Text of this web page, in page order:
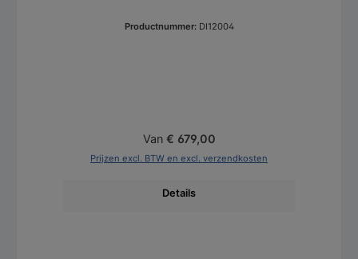
Productnummer: DI12004
Normale prijs:
Van € 679,00
Prijzen excl. BTW en excl. verzendkosten
Details